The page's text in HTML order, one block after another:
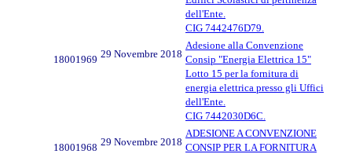
dell'Ente.
CIG 7442476D79.
18001969 29 Novembre 2018
Adesione alla Convenzione
Consip "Energia Elettrica 15"
Lotto 15 per la fornitura di
energia elettrica presso gli Uffici
dell'Ente.
CIG 7442030D6C.
18001968 29 Novembre 2018
ADESIONE A CONVENZIONE
CONSIP PER LA FORNITURA